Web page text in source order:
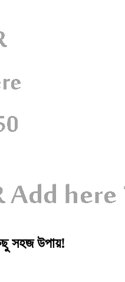
সহজ উপায়!